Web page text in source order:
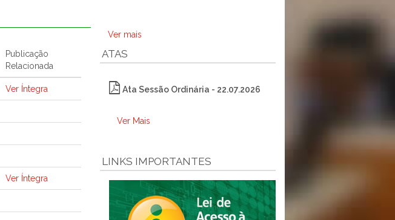
Publicação
Relacionada
Ver Íntegra
Ver Íntegra
Ver mais
ATAS
Ata Sessão Ordinária - 22.07.2026
Ver Mais
LINKS IMPORTANTES